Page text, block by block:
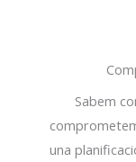
Sabem
una